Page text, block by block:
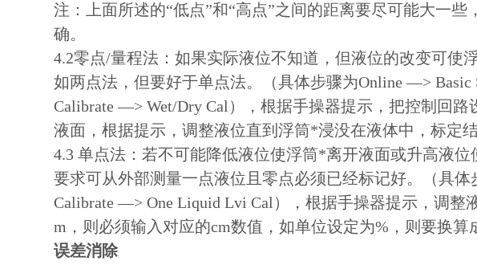
注：上面所述的“低点”和“高点”之间的距离要尽可能大一
确。
4.2零点/量程法：如果实际液位不知道，但液位的改变可使
如两点法，但要好于单点法。（具体步骤为Online—> Basic
Calibrate—> Wet/Dry Cal ），根据手操器提示，把控制回
液面，根据提示，调整液位直到浮筒*浸没在液体中，标定结
4.3单点法：若不可能降低液位使浮筒*离开液面或升高液
要求可从外部测量一点液位且零点必须已经标记好。（具体
Calibrate—> One Liquid Lvi Cal ），根据手操器提示，调整
m，则必须输入对应的cm数值，如单位设定为%，则要换算
误差消除